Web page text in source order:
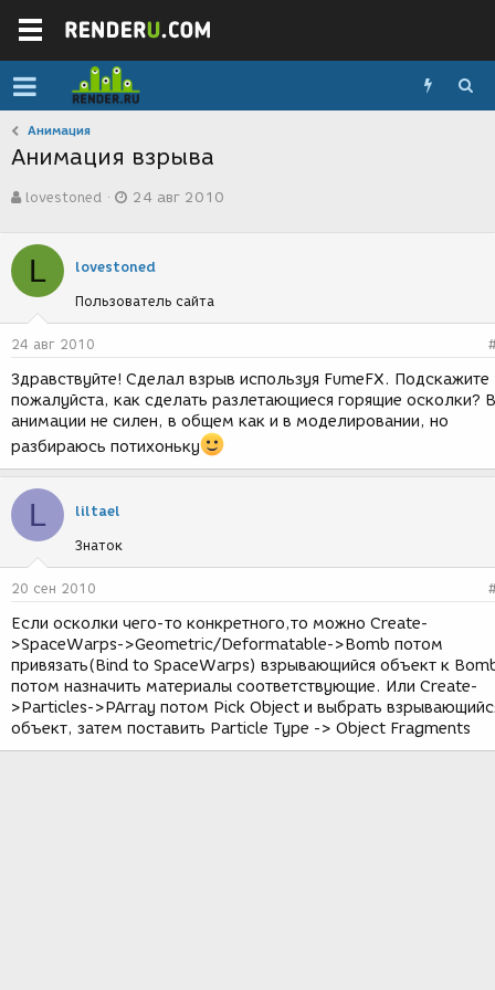
Анимация
Анимация взрыва
в
о
р
т
е
м
ы
lovestoned
а
с
з
д
и
я
24 авг 2010
L lovestoned
Пользователь сайта
24 авг 2010
Здравствуйте! Сделал взрыв используя FumeFX. Подскажите
пожалуйста, как сделать разлетающиеся горящие осколки? В
анимации не силен, в общем как и в моделировании, но
разбираюсь потихоньку
L liltael
Знаток
20 сен 2010
Если осколки чего-то конкретного,то можно Create-
>SpaceWarps->Geometric/Deformatable->Bomb потом
привязать(Bind to SpaceWarps) взрывающийся объект к
потом назначить материалы соответствующие. Или Create-
>Particles->PArray потом Pick Object и выбрать
объект, затем поставить Particle Type -> Object Fragments